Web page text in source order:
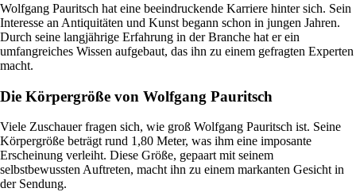
Wolfgang Pauritsch hat eine beeindruckende Karriere hinter sich. Sein
Interesse an Antiquitäten und Kunst begann schon in jungen Jahren.
Durch seine langjährige Erfahrung in der Branche hat er ein
umfangreiches Wissen aufgebaut, das ihn zu einem gefragten Experten
macht.
Die Körpergröße von Wolfgang Pauritsch
Viele Zuschauer fragen sich, wie groß Wolfgang Pauritsch ist. Seine
Körpergröße beträgt rund 1,80 Meter, was ihm eine imposante
Erscheinung verleiht. Diese Größe, gepaart mit seinem
selbstbewussten Auftreten, macht ihn zu einem markanten Gesicht in
der Sendung.